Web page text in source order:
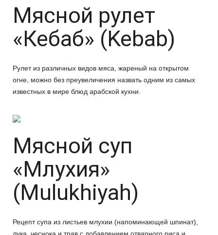
Мясной рулет
«Кебаб» (Kebab)
Рулет из различных видов мяса, жареный на открытом
огне, можно без преувеличения назвать одним из самых
известных в мире блюд арабской кухни.
Мясной суп
«Млухия»
(Mulukhiyah)
Рецепт супа из листьев млухии (напоминающей шпинат),